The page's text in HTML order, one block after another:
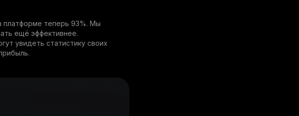
платформе теперь 93%. Мы
ещё эффективнее.
увидеть статистику своих